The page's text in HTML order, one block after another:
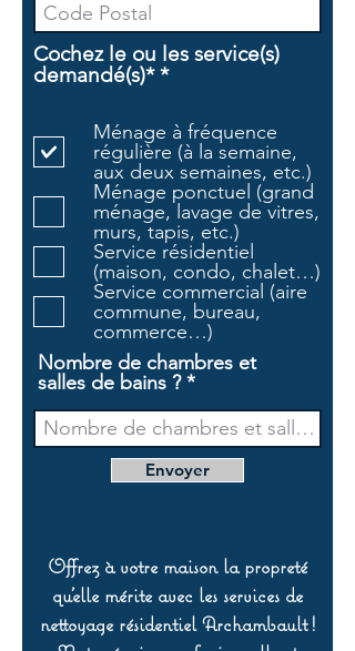
Cochez le ou les service(s)
demandé(s)* *O
g
a
t
o
i
r
e
Ménage à fréquence
régulière (à la semaine,
aux deux semaines, etc.)
Ménage ponctuel (grand
ménage, lavage de vitres,
murs, tapis, etc.)
Service résidentiel
(maison, condo, chalet…)
Service commercial (aire
commune, bureau,
commerce…)
Nombre de chambres et
salles de bains ?
Envoyer
Offrez à votre maison la propreté
qu’elle mérite avec les services de
nettoyage résidentiel Archambault !